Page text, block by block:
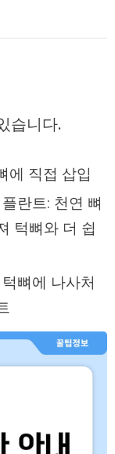
습니다.
에 직접 삽입
란트: 천연 뼈
턱뼈와 더 쉽
뼈에 나사처